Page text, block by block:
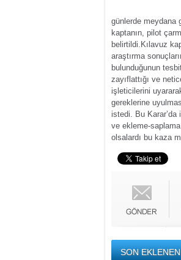
günlerde meydana
kaptanın, pilot
belirtildi. Kılavuz
araştırma
bulunduğunun
zayıflattığı ve
işleticilerini
gereklerine
istedi. Bu
ve ekleme-
olsalardı bu kaza
SON